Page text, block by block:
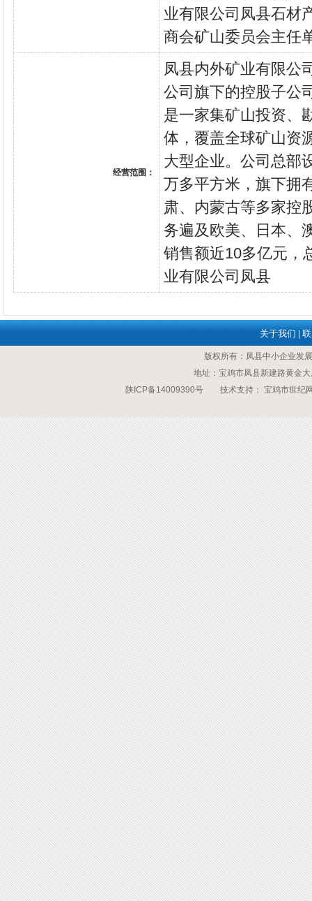
业有限公司凤县石材
商会矿山委员会主任
经营范围：
凤县内外矿业有限公
公司旗下的控股子公
是一家集矿山投资、
体，覆盖全球矿山资
大型企业。公司总部
万多平方米，旗下拥
肃、内蒙古等多家控
务遍及欧美、日本、
销售额近10多亿元，
业有限公司凤县
关于我们
版权所有：凤县中小企业
地址：宝鸡市凤县新建路黄
陕ICP备14009390号 技术支持： 宝鸡市世纪